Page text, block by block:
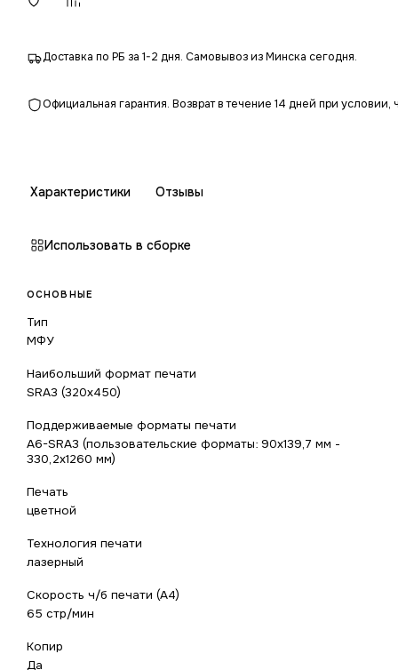
Доставка по РБ за 1-2 дня. Самовывоз из Минска сегодня.
Официальная гарантия. Возврат в течение 14 дней при
Характеристики Отзывы
Использовать в сборке
ОСНОВНЫЕ
Тип
МФУ
Наибольший формат печати
SRA3 (320x450)
Поддерживаемые форматы печати
A6-SRA3 (пользовательские форматы: 90x139,7 мм -
330,2x1260 мм)
Печать
цветной
Технология печати
лазерный
Скорость ч/б печати (А4)
65 стр/мин
Копир
Да